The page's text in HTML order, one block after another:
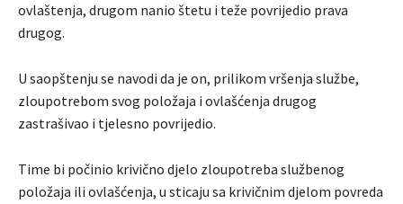
ovlaštenja, drugom nanio štetu i teže povrijedio prava
drugog.
U saopštenju se navodi da je on, prilikom vršenja službe,
zloupotrebom svog položaja i ovlašćenja drugog
zastrašivao i tjelesno povrijedio.
Time bi počinio krivično djelo zloupotreba službenog
položaja ili ovlašćenja, u sticaju sa krivičnim djelom povreda